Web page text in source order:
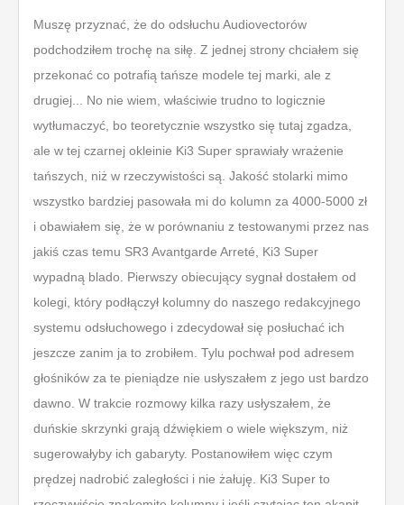
Muszę przyznać, że do odsłuchu Audiovectorów
podchodziłem trochę na siłę. Z jednej strony chciałem się
przekonać co potrafią tańsze modele tej marki, ale z
drugiej... No nie wiem, właściwie trudno to logicznie
wytłumaczyć, bo teoretycznie wszystko się tutaj zgadza,
ale w tej czarnej okleinie Ki3 Super sprawiały wrażenie
tańszych, niż w rzeczywistości są. Jakość stolarki mimo
wszystko bardziej pasowała mi do kolumn za 4000-5000 zł
i obawiałem się, że w porównaniu z testowanymi przez nas
jakiś czas temu SR3 Avantgarde Arreté, Ki3 Super
wypadną blado. Pierwszy obiecujący sygnał dostałem od
kolegi, który podłączył kolumny do naszego redakcyjnego
systemu odsłuchowego i zdecydował się posłuchać ich
jeszcze zanim ja to zrobiłem. Tylu pochwał pod adresem
głośników za te pieniądze nie usłyszałem z jego ust bardzo
dawno. W trakcie rozmowy kilka razy usłyszałem, że
duńskie skrzynki grają dźwiękiem o wiele większym, niż
sugerowałyby ich gabaryty. Postanowiłem więc czym
prędzej nadrobić zaległości i nie żałuję. Ki3 Super to